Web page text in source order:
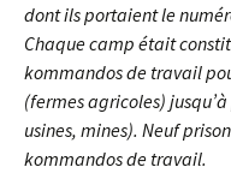
dont ils portaient le
Chaque camp était
kommandos de travail
(fermes agricoles)
usines, mines). Neuf
kommandos de travail.